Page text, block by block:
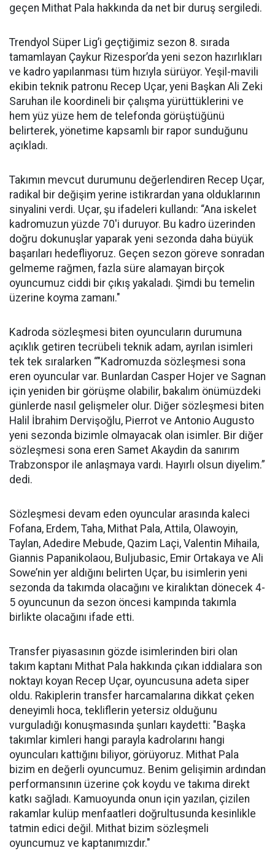
geçen Mithat Pala hakkında da net bir duruş sergiledi.
Trendyol Süper Lig’i geçtiğimiz sezon 8. sırada
tamamlayan Çaykur Rizespor’da yeni sezon hazırlıkları
ve kadro yapılanması tüm hızıyla sürüyor. Yeşil-mavili
ekibin teknik patronu Recep Uçar, yeni Başkan Ali Zeki
Saruhan ile koordineli bir çalışma yürüttüklerini ve
hem yüz yüze hem de telefonda görüştüğünü
belirterek, yönetime kapsamlı bir rapor sunduğunu
açıkladı.
Takımın mevcut durumunu değerlendiren Recep Uçar,
radikal bir değişim yerine istikrardan yana olduklarının
sinyalini verdi. Uçar, şu ifadeleri kullandı: “Ana iskelet
kadromuzun yüzde 70'i duruyor. Bu kadro üzerinden
doğru dokunuşlar yaparak yeni sezonda daha büyük
başarıları hedefliyoruz. Geçen sezon göreve sonradan
gelmeme rağmen, fazla süre alamayan birçok
oyuncumuz ciddi bir çıkış yakaladı. Şimdi bu temelin
üzerine koyma zamanı."
Kadroda sözleşmesi biten oyuncuların durumuna
açıklık getiren tecrübeli teknik adam, ayrılan isimleri
tek tek sıralarken “"Kadromuzda sözleşmesi sona
eren oyuncular var. Bunlardan Casper Hojer ve Sagnan
için yeniden bir görüşme olabilir, bakalım önümüzdeki
günlerde nasıl gelişmeler olur. Diğer sözleşmesi biten
Halil İbrahim Dervişoğlu, Pierrot ve Antonio Augusto
yeni sezonda bizimle olmayacak olan isimler. Bir diğer
sözleşmesi sona eren Samet Akaydin da sanırım
Trabzonspor ile anlaşmaya vardı. Hayırlı olsun diyelim.”
dedi.
Sözleşmesi devam eden oyuncular arasında kaleci
Fofana, Erdem, Taha, Mithat Pala, Attila, Olawoyin,
Taylan, Adedire Mebude, Qazim Laçi, Valentin Mihaila,
Giannis Papanikolaou, Buljubasic, Emir Ortakaya ve Ali
Sowe’nin yer aldığını belirten Uçar, bu isimlerin yeni
sezonda da takımda olacağını ve kiralıktan dönecek 4-
5 oyuncunun da sezon öncesi kampında takımla
birlikte olacağını ifade etti.
Transfer piyasasının gözde isimlerinden biri olan
takım kaptanı Mithat Pala hakkında çıkan iddialara son
noktayı koyan Recep Uçar, oyuncusuna adeta siper
oldu. Rakiplerin transfer harcamalarına dikkat çeken
deneyimli hoca, tekliflerin yetersiz olduğunu
vurguladığı konuşmasında şunları kaydetti: "Başka
takımlar kimleri hangi parayla kadrolarını hangi
oyuncuları kattığını biliyor, görüyoruz. Mithat Pala
bizim en değerli oyuncumuz. Benim gelişimin ardından
performansının üzerine çok koydu ve takıma direkt
katkı sağladı. Kamuoyunda onun için yazılan, çizilen
rakamlar kulüp menfaatleri doğrultusunda kesinlikle
tatmin edici değil. Mithat bizim sözleşmeli
oyuncumuz ve kaptanımızdır."